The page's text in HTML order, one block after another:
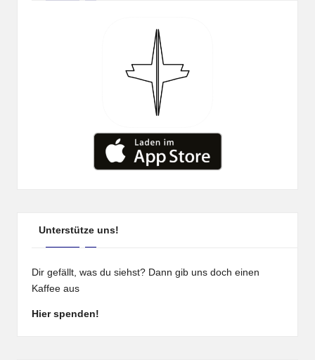
Unterstütze uns!
Dir gefällt, was du siehst? Dann gib uns doch einen
Kaffee aus
Hier spenden!